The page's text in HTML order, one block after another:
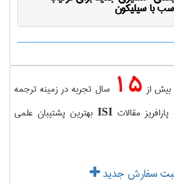
با سیلیکون
بیش از 15 سال تجربه در زمینه ترجمه
مقالاتISI بهترین پشتیبان علمی
سفارش جدید